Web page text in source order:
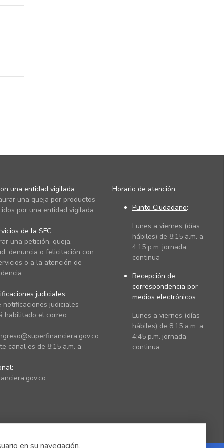
una entidad vigilada:
una queja por productos
por una entidad vigilada
de la SFC:
una petición, queja,
denuncia o felicitación con
o a la atención de
judiciales:
notificaciones judiciales
habilitado el correo
canal es de 8:15 a.m. a
Horario de atención
Punto Ciudadano:
Lunes a viernes (días
hábiles) de 8:15 a.m. a
4:15 p.m. jornada
continua
Recepción de
correspondencia por
medios electrónicos:
Lunes a viernes (días
hábiles) de 8:15 a.m. a
4:45 p.m. jornada
continua